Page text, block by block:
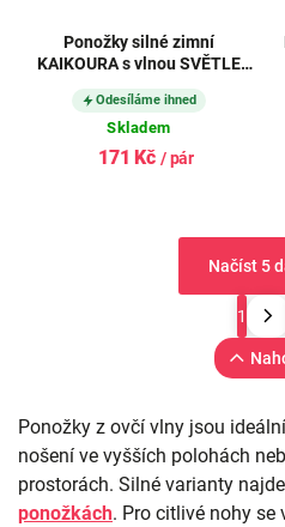
Ponožky silné zimní
KAIKOURA s vlnou SVĚTLE
ŠEDÉ
Odesíláme ihned
Skladem
171 Kč / pár
Načíst 5
1
Ponožky z ovčí vlny jsou
nošení ve vyšších polohách
prostorách. Silné varianty
ponožkách. Pro citlivé nohy se